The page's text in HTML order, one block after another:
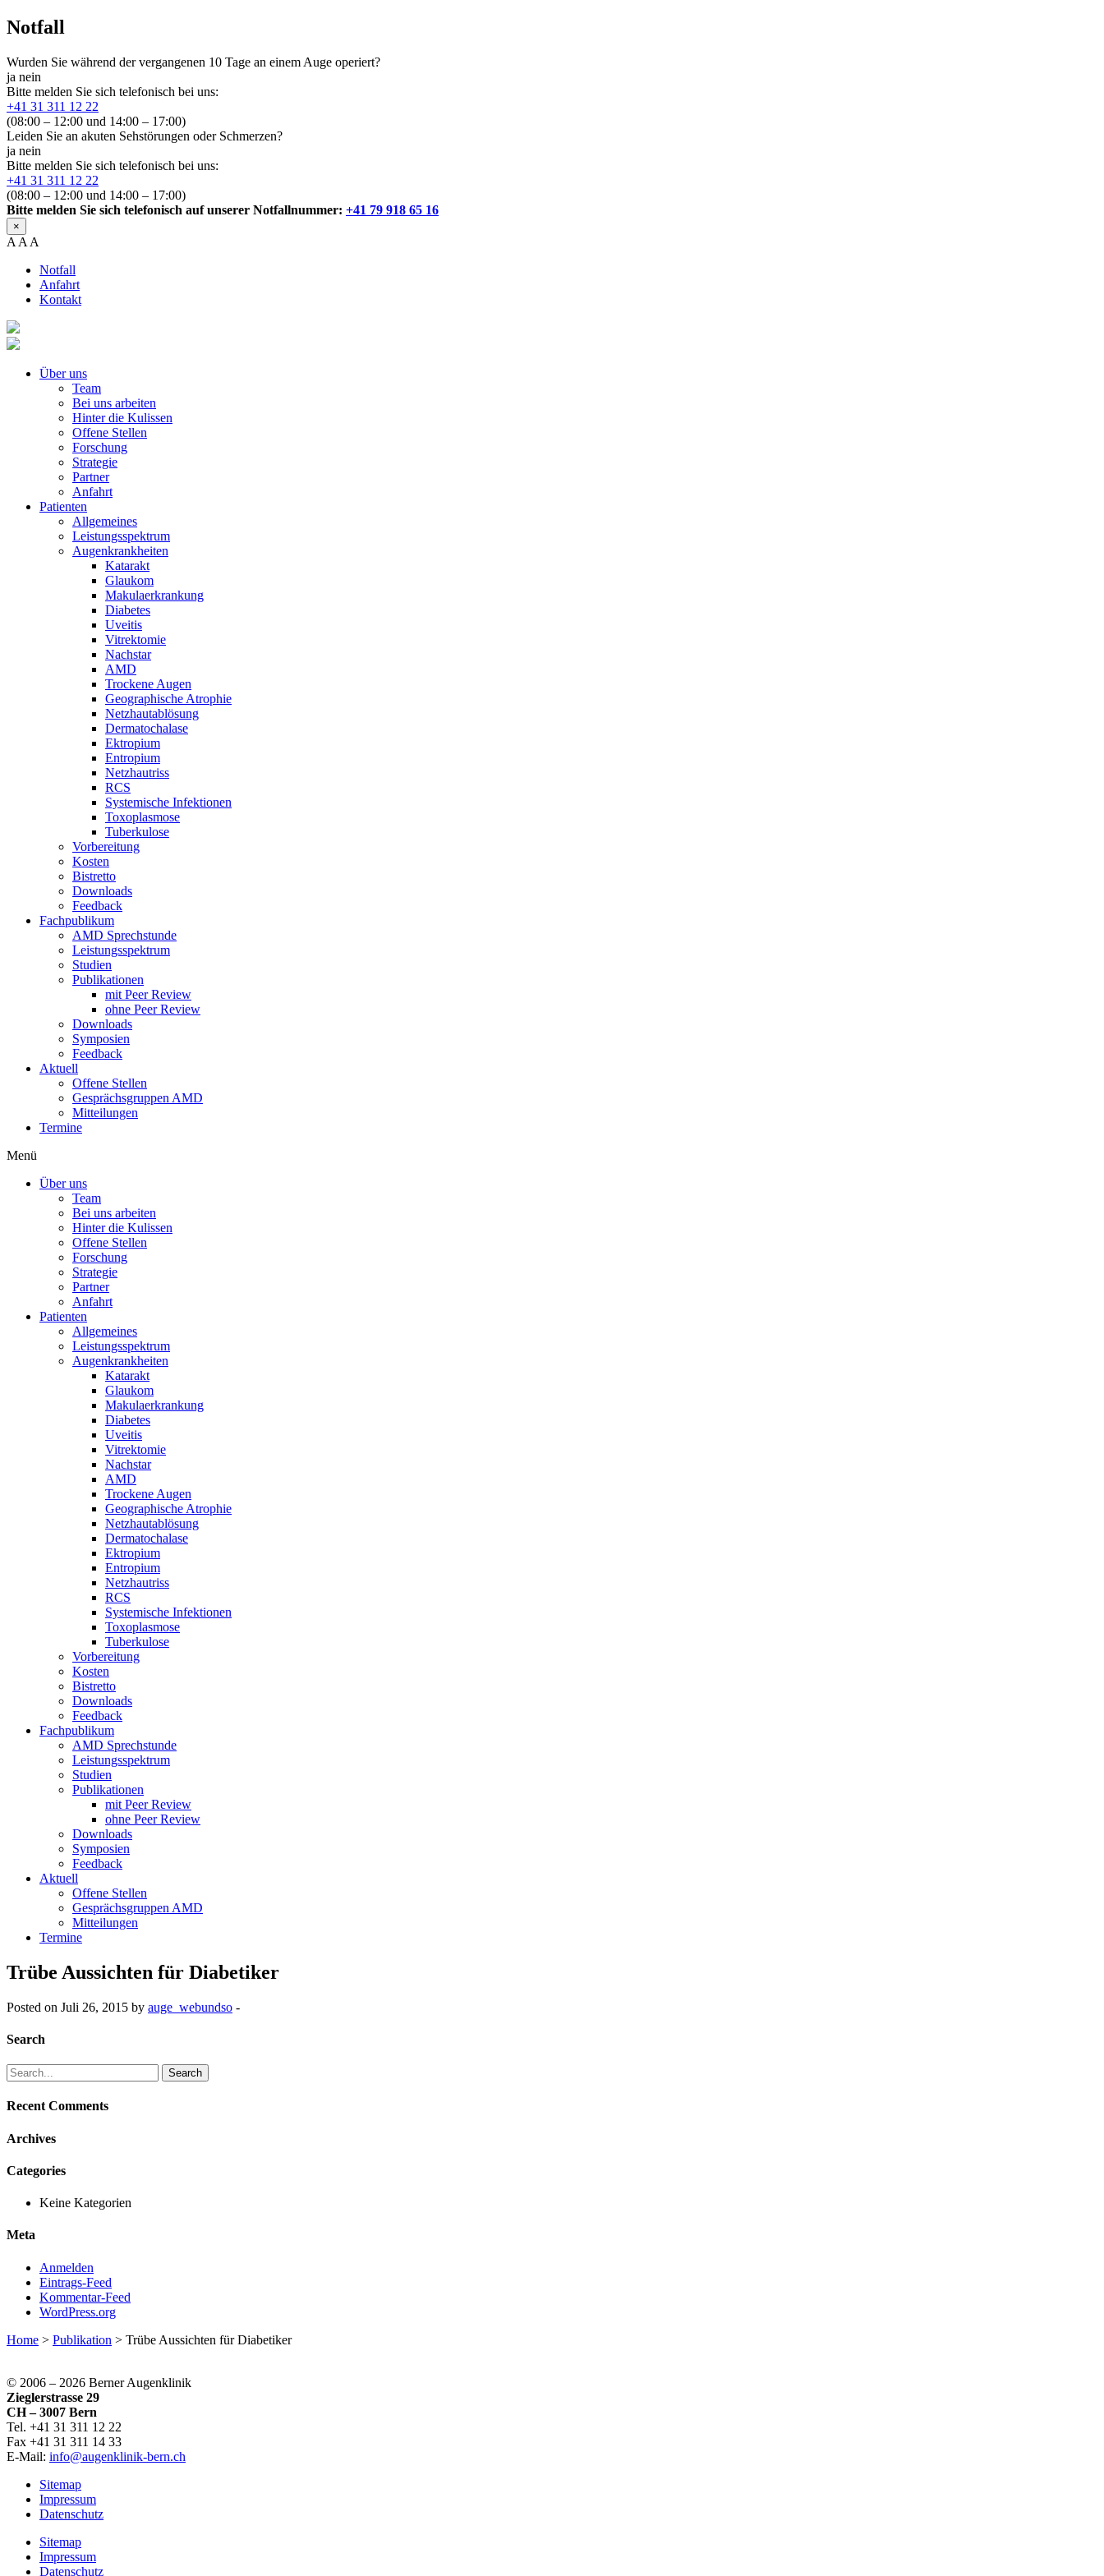
Notfall
Wurden Sie während der vergangenen 10 Tage an einem Auge operiert?
ja nein
Bitte melden Sie sich telefonisch bei uns:
+41 31 311 12 22
(08:00 – 12:00 und 14:00 – 17:00)
Leiden Sie an akuten Sehstörungen oder Schmerzen?
ja nein
Bitte melden Sie sich telefonisch bei uns:
+41 31 311 12 22
(08:00 – 12:00 und 14:00 – 17:00)
Bitte melden Sie sich telefonisch auf unserer Notfallnummer: +41 79 918 65 16
×
A A A
Notfall
Anfahrt
Kontakt
Über uns
Team
Bei uns arbeiten
Hinter die Kulissen
Offene Stellen
Forschung
Strategie
Partner
Anfahrt
Patienten
Allgemeines
Leistungsspektrum
Augenkrankheiten
Katarakt
Glaukom
Makulaerkrankung
Diabetes
Uveitis
Vitrektomie
Nachstar
AMD
Trockene Augen
Geographische Atrophie
Netzhautablösung
Dermatochalase
Ektropium
Entropium
Netzhautriss
RCS
Systemische Infektionen
Toxoplasmose
Tuberkulose
Vorbereitung
Kosten
Bistretto
Downloads
Feedback
Fachpublikum
AMD Sprechstunde
Leistungsspektrum
Studien
Publikationen
mit Peer Review
ohne Peer Review
Downloads
Symposien
Feedback
Aktuell
Offene Stellen
Gesprächsgruppen AMD
Mitteilungen
Termine
Menü
Über uns
Team
Bei uns arbeiten
Hinter die Kulissen
Offene Stellen
Forschung
Strategie
Partner
Anfahrt
Patienten
Allgemeines
Leistungsspektrum
Augenkrankheiten
Katarakt
Glaukom
Makulaerkrankung
Diabetes
Uveitis
Vitrektomie
Nachstar
AMD
Trockene Augen
Geographische Atrophie
Netzhautablösung
Dermatochalase
Ektropium
Entropium
Netzhautriss
RCS
Systemische Infektionen
Toxoplasmose
Tuberkulose
Vorbereitung
Kosten
Bistretto
Downloads
Feedback
Fachpublikum
AMD Sprechstunde
Leistungsspektrum
Studien
Publikationen
mit Peer Review
ohne Peer Review
Downloads
Symposien
Feedback
Aktuell
Offene Stellen
Gesprächsgruppen AMD
Mitteilungen
Termine
Trübe Aussichten für Diabetiker
Posted on Juli 26, 2015 by auge_webundso -
Search
Search
for:
Recent Comments
Archives
Categories
Keine Kategorien
Meta
Anmelden
Eintrags-Feed
Kommentar-Feed
WordPress.org
Home > Publikation > Trübe Aussichten für Diabetiker
© 2006 – 2026 Berner Augenklinik
Zieglerstrasse 29
CH – 3007 Bern
Tel. +41 31 311 12 22
Fax +41 31 311 14 33
E-Mail: info@augenklinik-bern.ch
Sitemap
Impressum
Datenschutz
Sitemap
Impressum
Datenschutz